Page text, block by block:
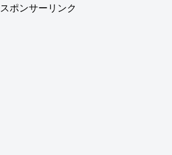
スポンサーリンク